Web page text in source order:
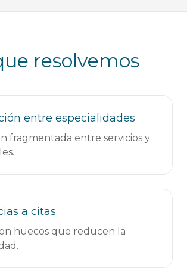
resolvemos
entre especialidades
fragmentada entre servicios y
a citas
huecos que reducen la